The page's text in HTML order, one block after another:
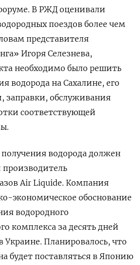
В РЖД оценивали
поездов более чем
представителя
Игоря Селезнева,
необходимо было решить
водорода на Сахалине, его
заправки, обслуживания
соответствующей
водорода должен
Air Liquide. Компания
экономическое обоснование
водородного
комплекса за десять дней
Украине. Планировалось, что
будет поставляться в Японию